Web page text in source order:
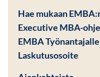
Hae mukaan
Executive MBA-
EMBA Työnantajalle
Laskutusosoite